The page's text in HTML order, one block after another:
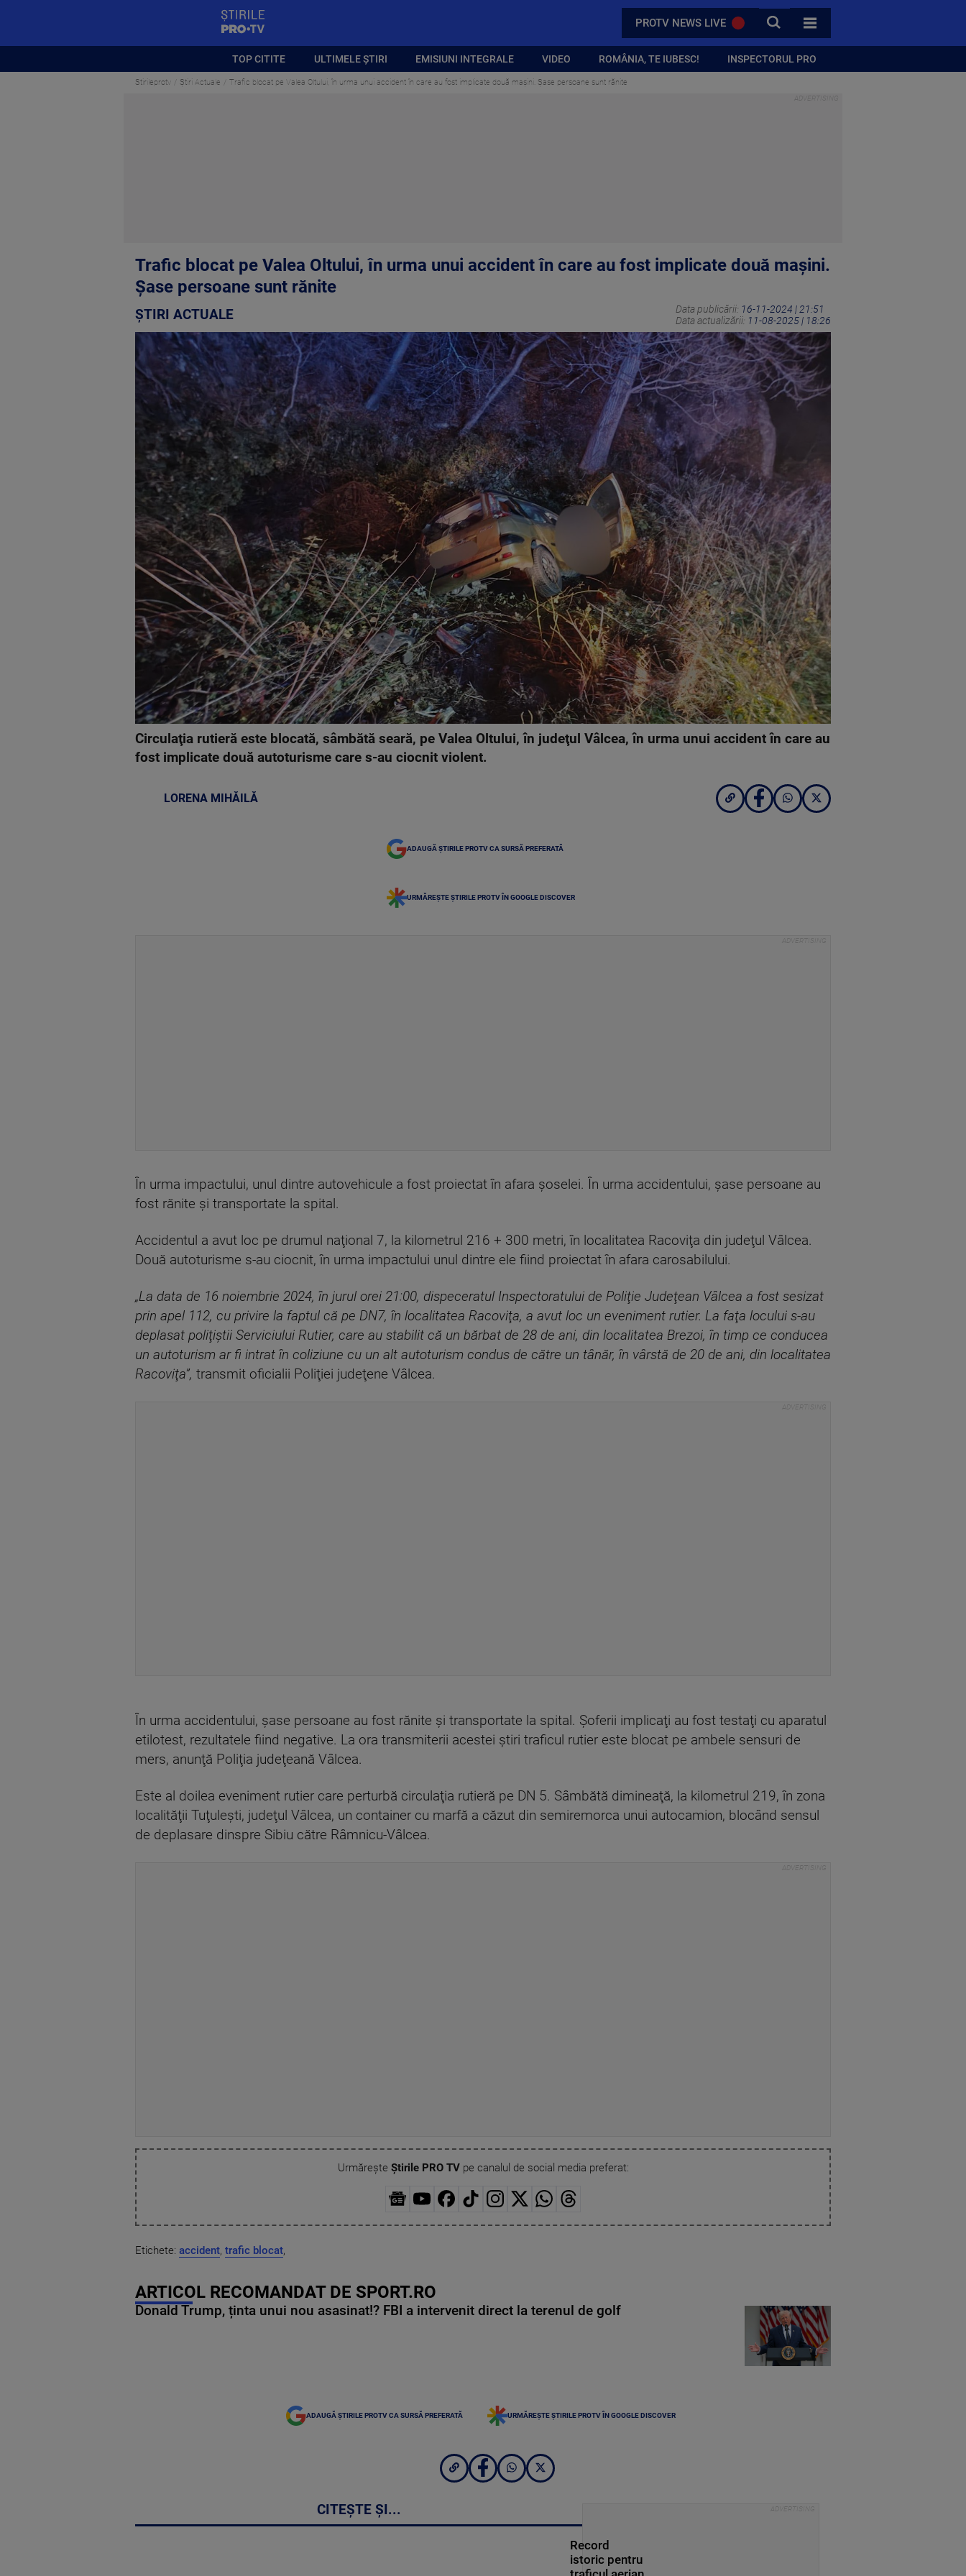
PROTV NEWS LIVE CAUTA
TOATE CATEGORIILE
TOP CITITE ULTIMELE ȘTIRI EMISIUNI INTEGRALE VIDEO ROMÂNIA, TE IUBESC! INSPECTORUL PRO
Stirileprotv Știri Actuale Trafic blocat pe Valea Oltului, în urma unui accident în care au fost implicate două mașini. Şase persoane sunt rănite
Trafic blocat pe Valea Oltului, în urma unui accident în care au fost implicate două mașini.
Şase persoane sunt rănite
ȘTIRI ACTUALE Data publicării: 16-11-2024 | 21:51
Data actualizării: 11-08-2025 | 18:26
Circulaţia rutieră este blocată, sâmbătă seară, pe Valea Oltului, în judeţul Vâlcea, în urma unui accident în care au
fost implicate două autoturisme care s-au ciocnit violent.
LORENA MIHĂILĂ
ADAUGĂ ȘTIRILE PROTV CA SURSĂ PREFERATĂ
URMĂREȘTE ȘTIRILE PROTV ÎN GOOGLE DISCOVER
În urma impactului, unul dintre autovehicule a fost proiectat în afara şoselei. În urma accidentului, şase persoane au
fost rănite şi transportate la spital.
Accidentul a avut loc pe drumul naţional 7, la kilometrul 216 + 300 metri, în localitatea Racoviţa din judeţul Vâlcea.
Două autoturisme s-au ciocnit, în urma impactului unul dintre ele fiind proiectat în afara carosabilului.
„La data de 16 noiembrie 2024, în jurul orei 21:00, dispeceratul Inspectoratului de Poliţie Judeţean Vâlcea a fost sesizat
prin apel 112, cu privire la faptul că pe DN7, în localitatea Racoviţa, a avut loc un eveniment rutier. La faţa locului s-au
deplasat poliţiştii Serviciului Rutier, care au stabilit că un bărbat de 28 de ani, din localitatea Brezoi, în timp ce conducea
un autoturism ar fi intrat în coliziune cu un alt autoturism condus de către un tânăr, în vârstă de 20 de ani, din localitatea
Racoviţa”, transmit oficialii Poliţiei judeţene Vâlcea.
În urma accidentului, şase persoane au fost rănite şi transportate la spital. Şoferii implicaţi au fost testaţi cu aparatul
etilotest, rezultatele fiind negative. La ora transmiterii acestei ştiri traficul rutier este blocat pe ambele sensuri de
mers, anunţă Poliţia judeţeană Vâlcea.
Este al doilea eveniment rutier care perturbă circulaţia rutieră pe DN 5. Sâmbătă dimineaţă, la kilometrul 219, în zona
localităţii Tuţuleşti, judeţul Vâlcea, un container cu marfă a căzut din semiremorca unui autocamion, blocând sensul
de deplasare dinspre Sibiu către Râmnicu-Vâlcea.
Urmărește Știrile PRO TVpe canalul de social media preferat:
Etichete: accident, trafic blocat,
ARTICOL RECOMANDAT DE SPORT.RO
Donald Trump, ținta unui nou asasinat!? FBI a intervenit direct la terenul de golf
ADAUGĂ ȘTIRILE PROTV CA SURSĂ PREFERATĂ URMĂREȘTE ȘTIRILE PROTV ÎN GOOGLE DISCOVER
CITEȘTE ȘI...
Record
istoric pentru